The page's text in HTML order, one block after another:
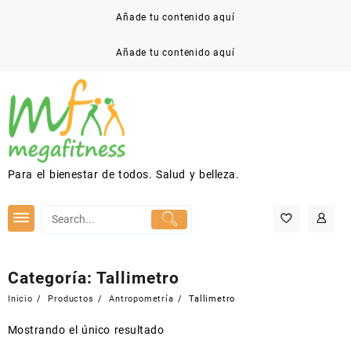
Añade tu contenido aquí
Añade tu contenido aquí
Para el bienestar de todos. Salud y belleza.
Categoría: Tallimetro
Inicio Productos Antropometría Tallimetro
Mostrando el único resultado